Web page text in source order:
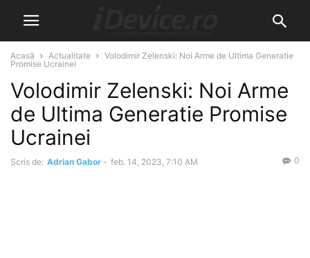
Acasă Actualitate
Volodimir Zelenski: Noi Arme de Ultima Generatie
Promise Ucrainei
Volodimir Zelenski: Noi Arme
de Ultima Generatie Promise
Ucrainei
Scris de: Adrian Gabor - feb. 14, 2023, 7:10 AM 0